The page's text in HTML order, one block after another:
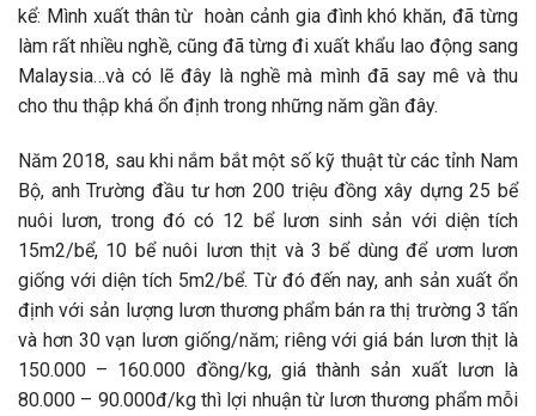
kể: Mình xuất thân từ hoàn cảnh gia đình khó khăn, đã từng
làm rất nhiều nghề, cũng đã từng đi xuất khẩu lao động sang
Malaysia…và có lẽ đây là nghề mà mình đã say mê và thu
cho thu thập khá ổn định trong những năm gần đây.
Năm 2018, sau khi nắm bắt một số kỹ thuật từ các tỉnh Nam
Bộ, anh Trường đầu tư hơn 200 triệu đồng xây dựng 25 bể
nuôi lươn, trong đó có 12 bể lươn sinh sản với diện tích
15m2/bể, 10 bể nuôi lươn thịt và 3 bể dùng để ươm lươn
giống với diện tích 5m2/bể. Từ đó đến nay, anh sản xuất ổn
định với sản lượng lươn thương phẩm bán ra thị trường 3 tấn
và hơn 30 vạn lươn giống/năm; riêng với giá bán lươn thịt là
150.000 – 160.000 đồng/kg, giá thành sản xuất lươn là
80.000 – 90.000đ/kg thì lợi nhuận từ lươn thương phẩm mỗi